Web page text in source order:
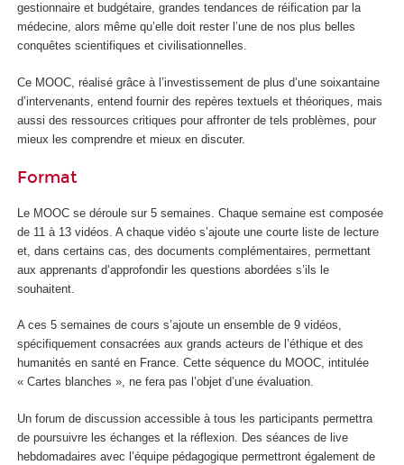
gestionnaire et budgétaire, grandes tendances de réification par la
médecine, alors même qu’elle doit rester l’une de nos plus belles
conquêtes scientifiques et civilisationnelles.
Ce MOOC , réalisé grâce à l’investissement de plus d’une soixantaine
d’intervenants, entend fournir des repères textuels et théoriques, mais
aussi des ressources critiques pour affronter de tels problèmes, pour
mieux les comprendre et mieux en discuter.
Format
Le MOOC se déroule sur 5 semaines. Chaque semaine est composée
de 11 à 13 vidéos. A chaque vidéo s’ajoute une courte liste de lecture
et, dans certains cas, des documents complémentaires, permettant
aux apprenants d’approfondir les questions abordées s’ils le
souhaitent.
A ces 5 semaines de cours s’ajoute un ensemble de 9 vidéos,
spécifiquement consacrées aux grands acteurs de l’éthique et des
humanités en santé en France. Cette séquence du MOOC, intitulée
« Cartes blanches », ne fera pas l’objet d’une évaluation.
Un forum de discussion accessible à tous les participants permettra
de poursuivre les échanges et la réflexion. Des séances de live
hebdomadaires avec l’équipe pédagogique permettront également de